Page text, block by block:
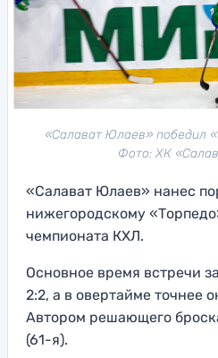
«Салават Юлаев» победил
Фото: ХК
«Салават Юлаев» нанес
нижегородскому
чемпионата КХЛ.
Основное время встречи
2:2, а в овертайме точнее
Автором решающего
(61-я).